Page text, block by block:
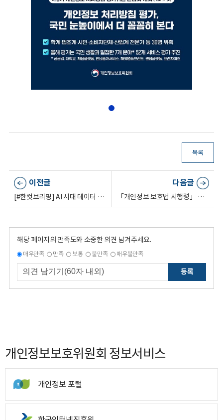
목록
이전글
[#한컷브리핑] AI 시대 데이터 활용, 지역 현장에서 답을 찾다
다음글
「개인정보 보호법 시행령」 개정안을 입법예고했습니다🙌
해당 페이지의 만족도와 소중한 의견 남겨주세요.
매우만족 만족 보통 불만족 매우불만족
등록
개인정보보호위원회 정보서비스
개인정보 포털